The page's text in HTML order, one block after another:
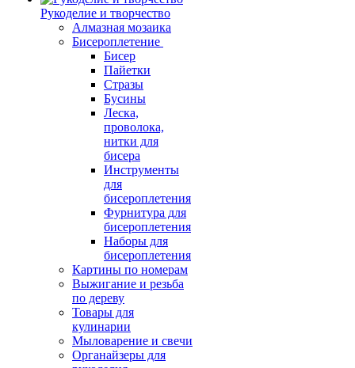
Рукоделие и творчество
Алмазная мозаика
Бисероплетение
Бисер
Пайетки
Стразы
Бусины
Леска,
проволока,
нитки для
бисера
Инструменты
для
бисероплетения
Фурнитура для
бисероплетения
Наборы для
бисероплетения
Картины по номерам
Выжигание и резьба
по дереву
Товары для
кулинарии
Мыловарение и свечи
Органайзеры для